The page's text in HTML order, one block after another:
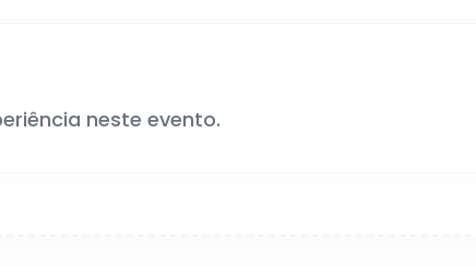
neste evento.